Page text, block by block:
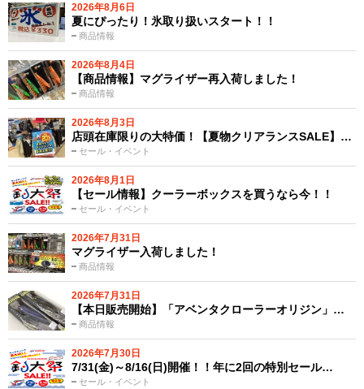
2026年8月6日
商品情報
夏にぴったり！氷取り扱いスタート！！
2026年8月4日
商品情報
【商品情報】マグライザー再入荷しました！
2026年8月3日
セール・イベント
店頭在庫限りの大特価！【夏物クリアランスSALE】…
2026年8月1日
セール・イベント
【セール情報】クーラーボックスを買うなら今！！
2026年7月31日
商品情報
マグライザー入荷しました！
2026年7月31日
商品情報
【本日販売開始】「アベンタクローラーオリジン」…
2026年7月30日
セール・イベント
7/31(金)～8/16(日)開催！！年に2回の特別セール…